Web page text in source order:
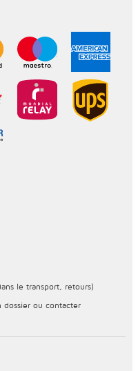
le transport, retours)
dossier ou contacter